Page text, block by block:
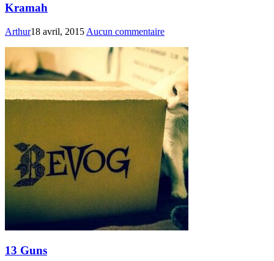
Kramah
Arthur18 avril, 2015 Aucun commentaire
13 Guns